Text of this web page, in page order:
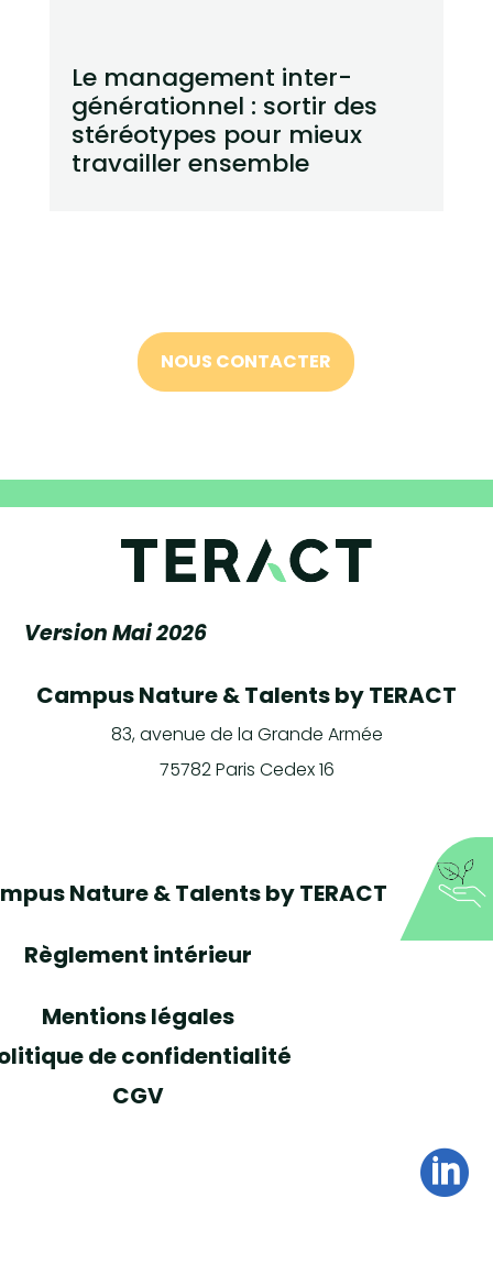
Le management inter-
générationnel : sortir des
stéréotypes pour mieux
travailler ensemble
NOUS CONTACTER
Version Mai 2026
Campus Nature & Talents by TERACT
83, avenue de la Grande Armée
75782 Paris Cedex 16
Nature & Talents by TERACT
Règlement intérieur
Mentions légales
de confidentialité
CGV
